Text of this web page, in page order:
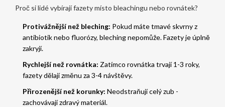
Proč si lidé vybírají fazety místo bleachingu nebo rovnátek?
Protivážnější než bleching: Pokud máte tmavé skvrny z
antibiotik nebo fluorózy, bleching nepomůže. Fazety je úplně
zakryjí.
Rychlejší než rovnátka: Zatímco rovnátka trvají 1-3 roky,
fazety dělají změnu za 3-4 návštěvy.
Přirozenější než korunky: Neodstraňují celý zub -
zachovávají zdravý materiál.